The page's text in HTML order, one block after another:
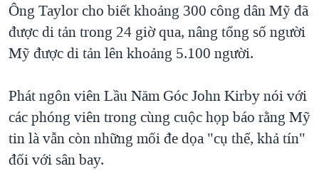
Ông Taylor cho biết khoảng 300 công dân Mỹ đã
được di tản trong 24 giờ qua, nâng tổng số người
Mỹ được di tản lên khoảng 5.100 người.
Phát ngôn viên Lầu Năm Góc John Kirby nói với
các phóng viên trong cùng cuộc họp báo rằng Mỹ
tin là vẫn còn những mối đe dọa "cụ thể, khả tín"
đối với sân bay.